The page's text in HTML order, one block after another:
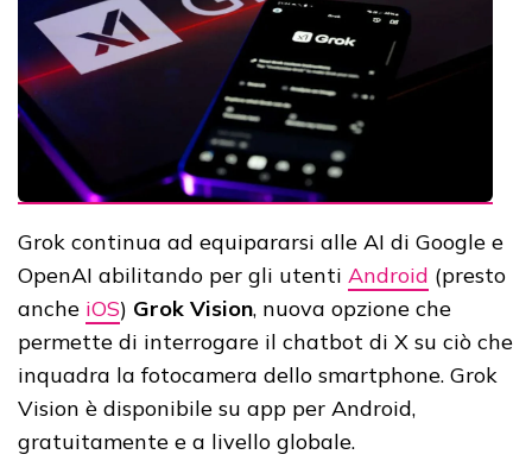
Grok continua ad equipararsi alle AI di Google e
OpenAI abilitando per gli utenti Android (presto
anche iOS) Grok Vision, nuova opzione che
permette di interrogare il chatbot di X su ciò che
inquadra la fotocamera dello smartphone. Grok
Vision è disponibile su app per Android,
gratuitamente e a livello globale.